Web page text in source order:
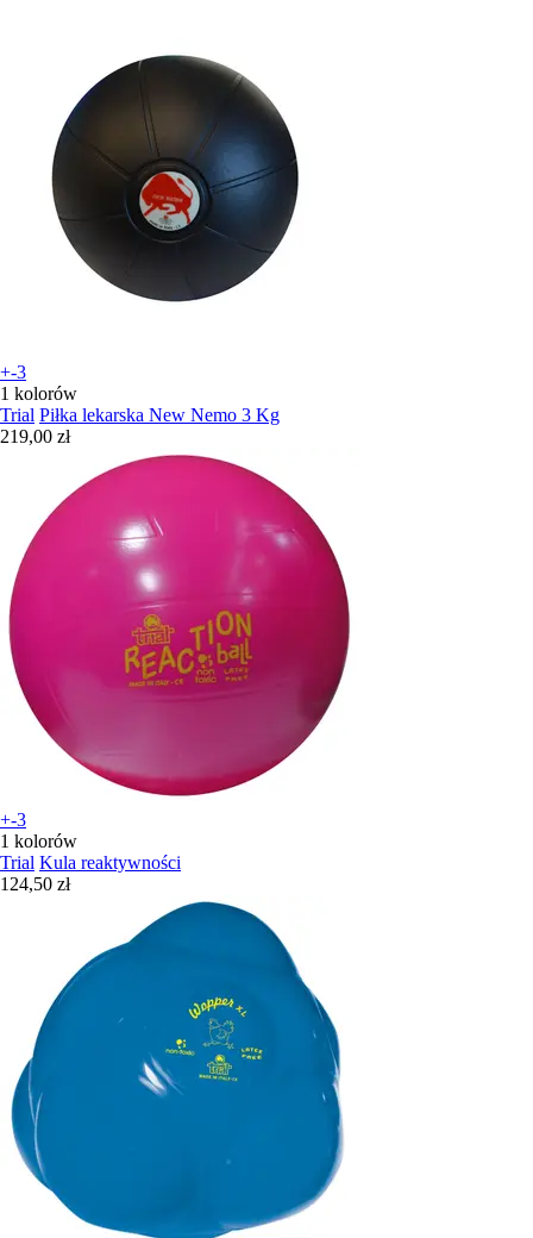
+-3
1 kolorów
Trial Piłka lekarska New Nemo 3 Kg
219,00 zł
+-3
1 kolorów
Trial Kula reaktywności
124,50 zł